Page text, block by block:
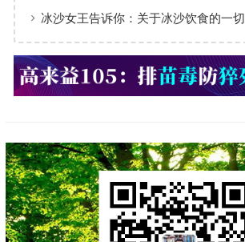
冰沙女王告诉你：关于冰沙饮食的一切